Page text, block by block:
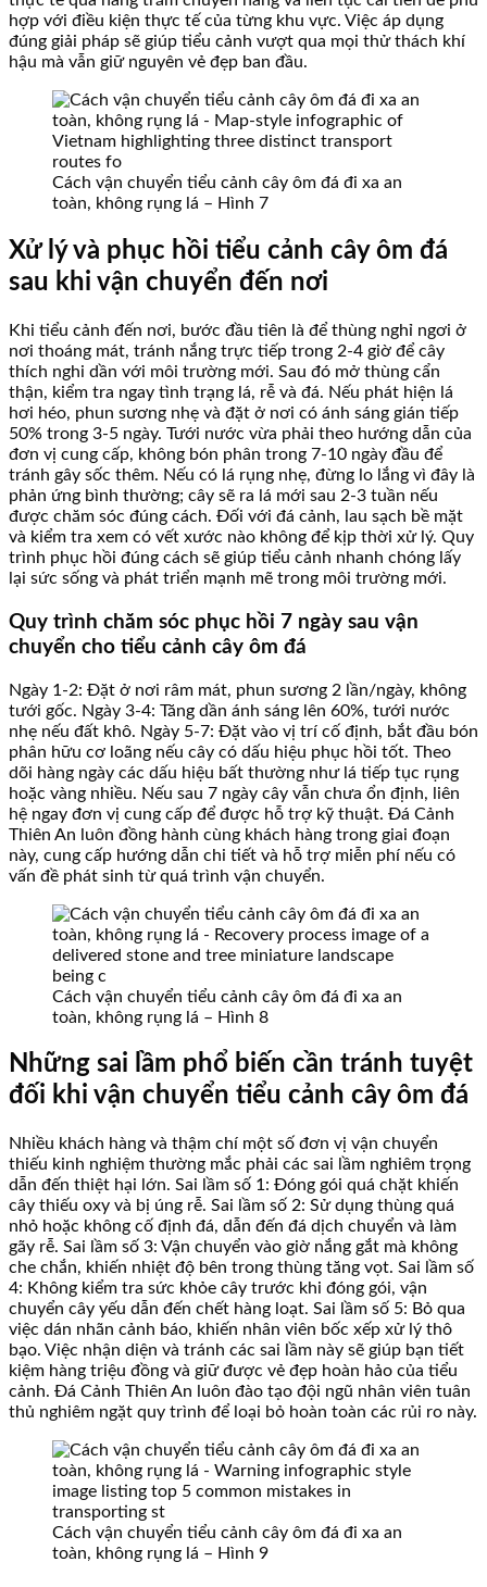
hợp với điều kiện thực tế của từng khu vực. Việc áp dụng
đúng giải pháp sẽ giúp tiểu cảnh vượt qua mọi thử thách khí
hậu mà vẫn giữ nguyên vẻ đẹp ban đầu.
Cách vận chuyển tiểu cảnh cây ôm đá đi xa an
toàn, không rụng lá – Hình 7
Xử lý và phục hồi tiểu cảnh cây ôm đá
sau khi vận chuyển đến nơi
Khi tiểu cảnh đến nơi, bước đầu tiên là để thùng nghỉ ngơi ở
nơi thoáng mát, tránh nắng trực tiếp trong 2-4 giờ để cây
thích nghi dần với môi trường mới. Sau đó mở thùng cẩn
thận, kiểm tra ngay tình trạng lá, rễ và đá. Nếu phát hiện lá
hơi héo, phun sương nhẹ và đặt ở nơi có ánh sáng gián tiếp
50% trong 3-5 ngày. Tưới nước vừa phải theo hướng dẫn của
đơn vị cung cấp, không bón phân trong 7-10 ngày đầu để
tránh gây sốc thêm. Nếu có lá rụng nhẹ, đừng lo lắng vì đây là
phản ứng bình thường; cây sẽ ra lá mới sau 2-3 tuần nếu
được chăm sóc đúng cách. Đối với đá cảnh, lau sạch bề mặt
và kiểm tra xem có vết xước nào không để kịp thời xử lý. Quy
trình phục hồi đúng cách sẽ giúp tiểu cảnh nhanh chóng lấy
lại sức sống và phát triển mạnh mẽ trong môi trường mới.
Quy trình chăm sóc phục hồi 7 ngày sau vận
chuyển cho tiểu cảnh cây ôm đá
Ngày 1-2: Đặt ở nơi râm mát, phun sương 2 lần/ngày, không
tưới gốc. Ngày 3-4: Tăng dần ánh sáng lên 60%, tưới nước
nhẹ nếu đất khô. Ngày 5-7: Đặt vào vị trí cố định, bắt đầu bón
phân hữu cơ loãng nếu cây có dấu hiệu phục hồi tốt. Theo
dõi hàng ngày các dấu hiệu bất thường như lá tiếp tục rụng
hoặc vàng nhiều. Nếu sau 7 ngày cây vẫn chưa ổn định, liên
hệ ngay đơn vị cung cấp để được hỗ trợ kỹ thuật. Đá Cảnh
Thiên An luôn đồng hành cùng khách hàng trong giai đoạn
này, cung cấp hướng dẫn chi tiết và hỗ trợ miễn phí nếu có
vấn đề phát sinh từ quá trình vận chuyển.
Cách vận chuyển tiểu cảnh cây ôm đá đi xa an
toàn, không rụng lá – Hình 8
Những sai lầm phổ biến cần tránh tuyệt
đối khi vận chuyển tiểu cảnh cây ôm đá
Nhiều khách hàng và thậm chí một số đơn vị vận chuyển
thiếu kinh nghiệm thường mắc phải các sai lầm nghiêm trọng
dẫn đến thiệt hại lớn. Sai lầm số 1: Đóng gói quá chặt khiến
cây thiếu oxy và bị úng rễ. Sai lầm số 2: Sử dụng thùng quá
nhỏ hoặc không cố định đá, dẫn đến đá dịch chuyển và làm
gãy rễ. Sai lầm số 3: Vận chuyển vào giờ nắng gắt mà không
che chắn, khiến nhiệt độ bên trong thùng tăng vọt. Sai lầm số
4: Không kiểm tra sức khỏe cây trước khi đóng gói, vận
chuyển cây yếu dẫn đến chết hàng loạt. Sai lầm số 5: Bỏ qua
việc dán nhãn cảnh báo, khiến nhân viên bốc xếp xử lý thô
bạo. Việc nhận diện và tránh các sai lầm này sẽ giúp bạn tiết
kiệm hàng triệu đồng và giữ được vẻ đẹp hoàn hảo của tiểu
cảnh. Đá Cảnh Thiên An luôn đào tạo đội ngũ nhân viên tuân
thủ nghiêm ngặt quy trình để loại bỏ hoàn toàn các rủi ro này.
Cách vận chuyển tiểu cảnh cây ôm đá đi xa an
toàn, không rụng lá – Hình 9